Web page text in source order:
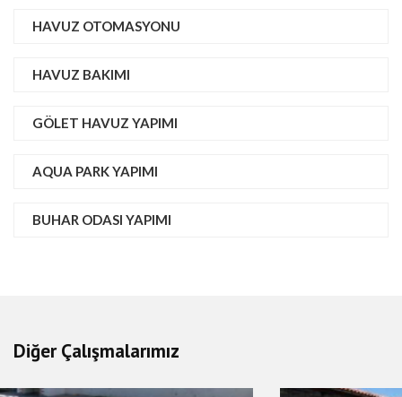
HAVUZ OTOMASYONU
HAVUZ BAKIMI
GÖLET HAVUZ YAPIMI
AQUA PARK YAPIMI
BUHAR ODASI YAPIMI
Diğer Çalışmalarımız